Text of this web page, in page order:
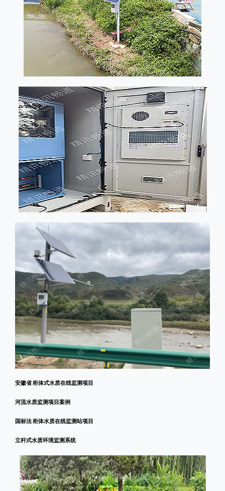
安徽省 柜体式水质在线监测项目
河流水质监测项目案例
国标法 柜体水质在线监测站项目
立杆式水质环境监测系统